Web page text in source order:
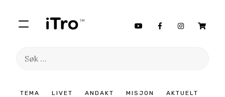
TEMA LIVET ANDAKT MISJON AKTUELT
Søk